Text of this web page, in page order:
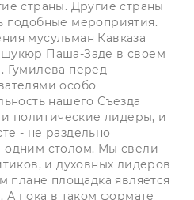
страны. Другие страны
подобные мероприятия.
мусульман Кавказа
Паша-Заде в своем
Гумилева перед
особо
нашего Съезда
и политические лидеры, и
- не раздельно
одним столом. Мы свели
и духовных лидеров
плане площадка является
А пока в таком формате